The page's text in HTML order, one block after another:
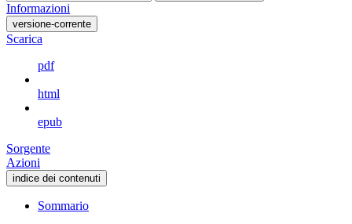
Informazioni
versione-corrente
Scarica
pdf
html
epub
Sorgente
Azioni
indice dei contenuti
Sommario